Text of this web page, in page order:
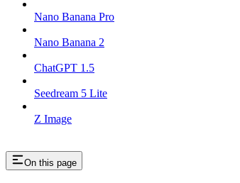
Nano Banana Pro
Nano Banana 2
ChatGPT 1.5
Seedream 5 Lite
Z Image
On this page